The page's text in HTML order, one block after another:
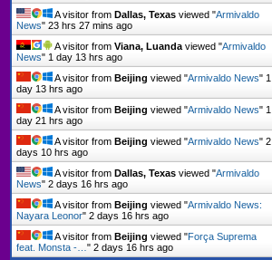
A visitor fromDallas, Texas viewed "Armivaldo
News"23 hrs 27 mins ago
A visitor fromViana, Luanda viewed "Armivaldo
News" 1 day 13 hrs ago
A visitor fromBeijing viewed "Armivaldo News" 1
day 13 hrs ago
A visitor fromBeijing viewed "Armivaldo News" 1
day 21 hrs ago
A visitor fromBeijing viewed "Armivaldo News"2
days 10 hrs ago
A visitor fromDallas, Texas viewed "Armivaldo
News"2 days 16 hrs ago
A visitor fromBeijing viewed "Armivaldo News:
Nayara Leonor"2 days 16 hrs ago
A visitor fromBeijing viewed "Força Suprema
feat. Monsta -…"2 days 16 hrs ago